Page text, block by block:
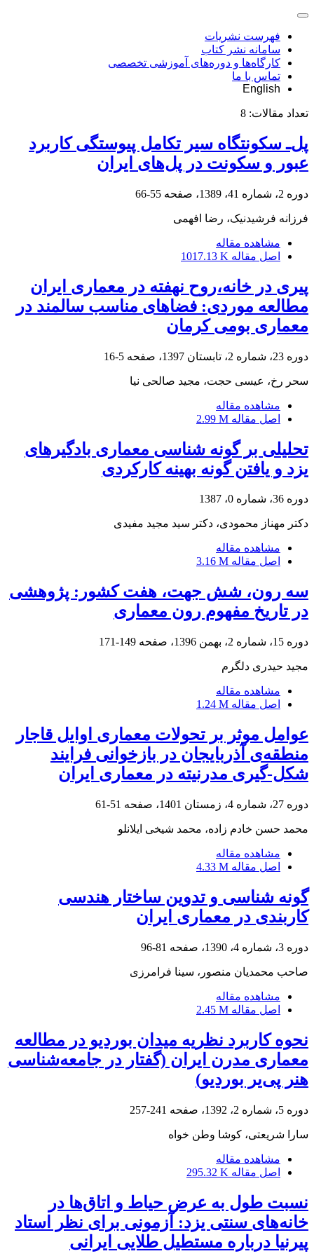
فهرست نشریات
سامانه نشر کتاب
کارگاه‌ها و دوره‌های آموزشی تخصصی
تماس با ما
English
تعداد مقالات: 8
پل‌ـ سکونتگاه سیر تکامل پیوستگی کاربرد
عبور و سکونت در پل‌های ایران
دوره 2، شماره 41، 1389، صفحه 55-66
فرزانه فرشیدنیک، رضا افهمی
مشاهده مقاله
اصل مقاله 1017.13 K
پیری در خانه،روح نهفته در معماری ایران
مطالعه موردی: فضاهای مناسب سالمند در
معماری بومی کرمان
دوره 23، شماره 2، تابستان 1397، صفحه 5-16
سحر رخ، عیسی حجت، مجید صالحی نیا
مشاهده مقاله
اصل مقاله 2.99 M
تحلیلی بر گونه شناسی معماری بادگیرهای
یزد و یافتن گونه بهینه کارکردی
دوره 36، شماره 0، 1387
دکتر مهناز محمودی، دکتر سید مجید مفیدی
مشاهده مقاله
اصل مقاله 3.16 M
سه رون، شش جهت، هفت کشور: پژوهشی
در تاریخ مفهوم رون معماری
دوره 15، شماره 2، بهمن 1396، صفحه 149-171
مجید حیدری دلگرم
مشاهده مقاله
اصل مقاله 1.24 M
عوامل موثر بر تحولات معماری اوایل قاجار
منطقه‌ی آذربایجان در بازخوانی فرایند
شکل-گیری مدرنیته در معماری ایران
دوره 27، شماره 4، زمستان 1401، صفحه 51-61
محمد حسن خادم زاده، محمد شیخی ایلانلو
مشاهده مقاله
اصل مقاله 4.33 M
گونه شناسی و تدوین ساختار هندسی
کاربندی در معماری ایران
دوره 3، شماره 4، 1390، صفحه 81-96
صاحب محمدیان منصور، سینا فرامرزی
مشاهده مقاله
اصل مقاله 2.45 M
نحوه کاربرد نظریه میدان بوردیو در مطالعه
معماری مدرن ایران (گفتار در جامعه‌شناسی
هنر پی‌یر بوردیو)
دوره 5، شماره 2، 1392، صفحه 241-257
سارا شریعتی، کوشا وطن خواه
مشاهده مقاله
اصل مقاله 295.32 K
نسبت طول به عرض حیاط و اتاق‌ها در
خانه‌های سنتی یزد: آزمونی برای نظر استاد
پیرنیا درباره مستطیل طلایی ایرانی